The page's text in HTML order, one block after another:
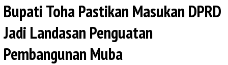
Bupati Toha Pastikan Masukan DPRD
Jadi Landasan Penguatan
Pembangunan Muba